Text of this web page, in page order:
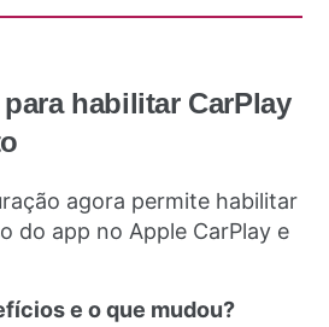
habilitar CarPlay
agora permite habilitar
do app no Apple CarPlay e
e o que mudou?